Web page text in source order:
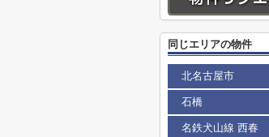
同じエリアの物件
北名古屋市
石橋
名鉄犬山線 西春